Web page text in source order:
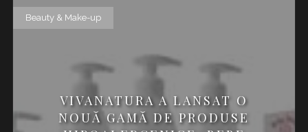
Beauty & Make-up
VIVANATURA A LANSAT O
NOUĂ GAMĂ DE PRODUSE